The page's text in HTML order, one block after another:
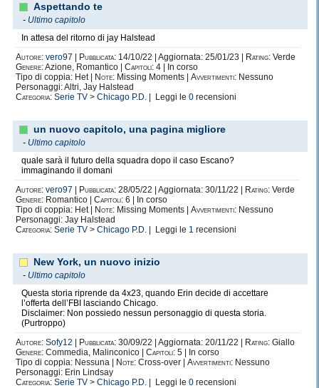
Aspettando te
- Ultimo capitolo
In attesa del ritorno di jay Halstead
Autore: vero97 Pubblicata: 14/10/22 | Aggiornata: 25/01/23 | Rating: Verde
Genere:Azione, Romantico | Capitoli: 4 | In corso
Tipo di coppia: Het |
Note: Missing Moments | Avvertimenti: Nessuno
Personaggi: Altri, Jay Halstead
Categoria: Serie TV > Chicago P.D. | Leggi le 0 recensioni
un nuovo capitolo, una pagina migliore
- Ultimo capitolo
quale sarà il futuro della squadra dopo il caso Escano?
immaginando il domani
Autore: vero97 Pubblicata: 28/05/22 | Aggiornata: 30/11/22 | Rating: Verde
Genere: Romantico | Capitoli: 6 | In corso
Tipo di coppia: Het |
Note: Missing Moments | Avvertimenti: Nessuno
Personaggi: Jay Halstead
Categoria: Serie TV > Chicago P.D. | Leggi le 1 recensioni
New York, un nuovo inizio
- Ultimo capitolo
Questa storia riprende da 4x23, quando Erin decide di accettare
l’offerta dell’FBI lasciando Chicago.
Disclaimer: Non possiedo nessun personaggio di questa storia.
(Purtroppo)
Autore: Sofy12 Pubblicata: 30/09/22 | Aggiornata: 20/11/22 | Rating: Giallo
Genere: Commedia, Malinconico | Capitoli: 5 | In corso
Tipo di coppia: Nessuna |
Note: Cross-over | Avvertimenti: Nessuno
Personaggi: Erin Lindsay
Categoria: Serie TV > Chicago P.D. | Leggi le 0 recensioni